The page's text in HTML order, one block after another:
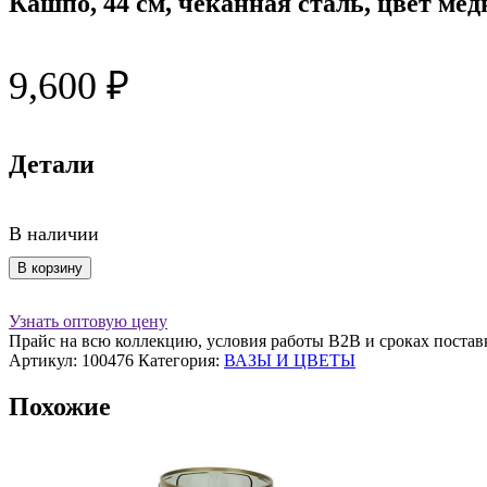
9,600 ₽
Детали
В наличии
Количество
товара
44
см,
чеканная
цвет
медный
В корзину
Узнать оптовую цену
Прайс на всю коллекцию, условия работы В2В и сроках
Артикул: 100476 Категория: ВАЗЫ И ЦВЕТЫ
Похожие